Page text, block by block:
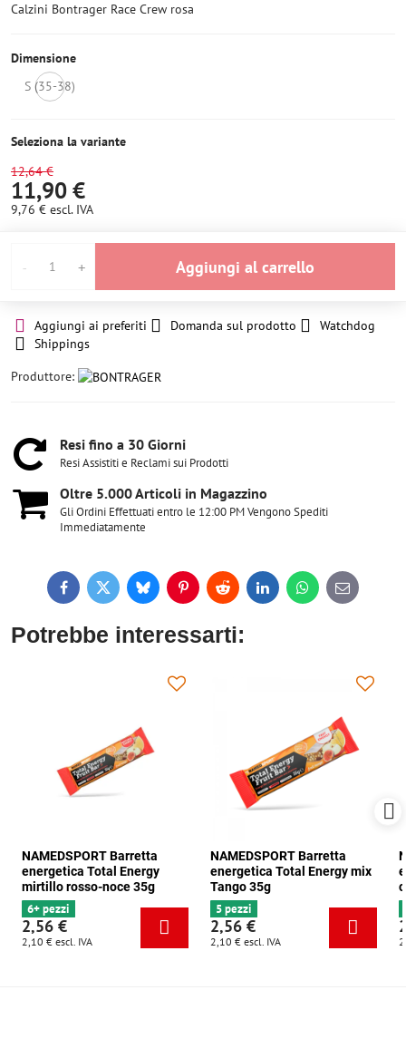
Calzini Bontrager Race Crew rosa
Dimensione
S (35-38)
Seleziona la variante
12,64 €
11,90 €
9,76 € escl. IVA
Aggiungi al carrello
Aggiungi ai preferiti Domanda sul prodotto
Watchdog
Shippings
Produttore:
Resi fino a 30 Giorni
Resi Assistiti e Reclami sui Prodotti
Oltre 5​.000 Articoli in Magazzino
Gli Ordini Effettuati entro le 12:00 PM Vengono Spediti
Immediatamente
FacebookTwitterBlueskyPinterestReddit LinkedInWhatsApp
E-
mail
Potrebbe interessarti:
NAMEDSPORT Barretta
energetica Total Energy
mirtillo rosso-noce 35g
6+ pezzi
2,56 €
2,10 € escl. IVA
NAMEDSPORT Barretta
energetica Total Energy mix
Tango 35g
5 pezzi
2,56 €
2,10 € escl. IVA